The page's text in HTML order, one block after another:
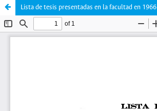
Lista de tesis presentadas en la facultad en 1966